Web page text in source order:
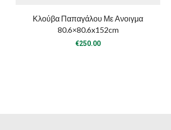
Κλούβα Παπαγάλου Με Ανοιγμα
80.6×80.6x152cm
€250.00